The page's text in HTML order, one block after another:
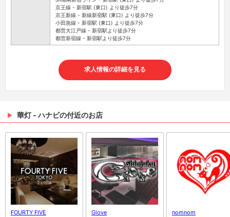
求人情報の詳細を見る
華灯 - ハナビの付近のお店
FOURTY FIVE
（フォーティーファイブ）
歌舞伎町 ／ キャバクラ
Glove
（グローブ）
歌舞伎町 ／ キャバクラ
nomnom
（ノムノム）
歌舞伎町 ／ ガールズバ